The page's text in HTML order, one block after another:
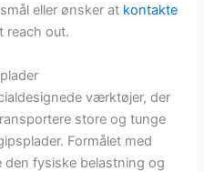
eller ønsker at kontakte
reach out.
værktøjer, der
store og tunge
Formålet med
fysiske belastning og